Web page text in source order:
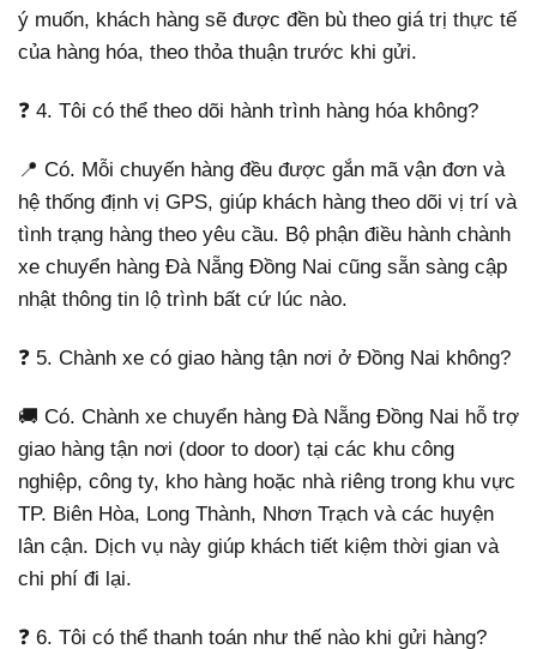
ý muốn, khách hàng sẽ được đền bù theo giá trị thực tế
của hàng hóa, theo thỏa thuận trước khi gửi.
❓ 4. Tôi có thể theo dõi hành trình hàng hóa không?
📍 Có. Mỗi chuyến hàng đều được gắn mã vận đơn và
hệ thống định vị GPS, giúp khách hàng theo dõi vị trí và
tình trạng hàng theo yêu cầu. Bộ phận điều hành chành
xe chuyển hàng Đà Nẵng Đồng Nai cũng sẵn sàng cập
nhật thông tin lộ trình bất cứ lúc nào.
❓ 5. Chành xe có giao hàng tận nơi ở Đồng Nai không?
🚚 Có. Chành xe chuyển hàng Đà Nẵng Đồng Nai hỗ trợ
giao hàng tận nơi (door to door) tại các khu công
nghiệp, công ty, kho hàng hoặc nhà riêng trong khu vực
TP. Biên Hòa, Long Thành, Nhơn Trạch và các huyện
lân cận. Dịch vụ này giúp khách tiết kiệm thời gian và
chi phí đi lại.
❓ 6. Tôi có thể thanh toán như thế nào khi gửi hàng?